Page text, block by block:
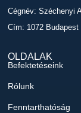
Cégnév: Széchenyi
Cím: 1072
OLDALAK
Befektetéseink
Rólunk
Fenntarthatóság